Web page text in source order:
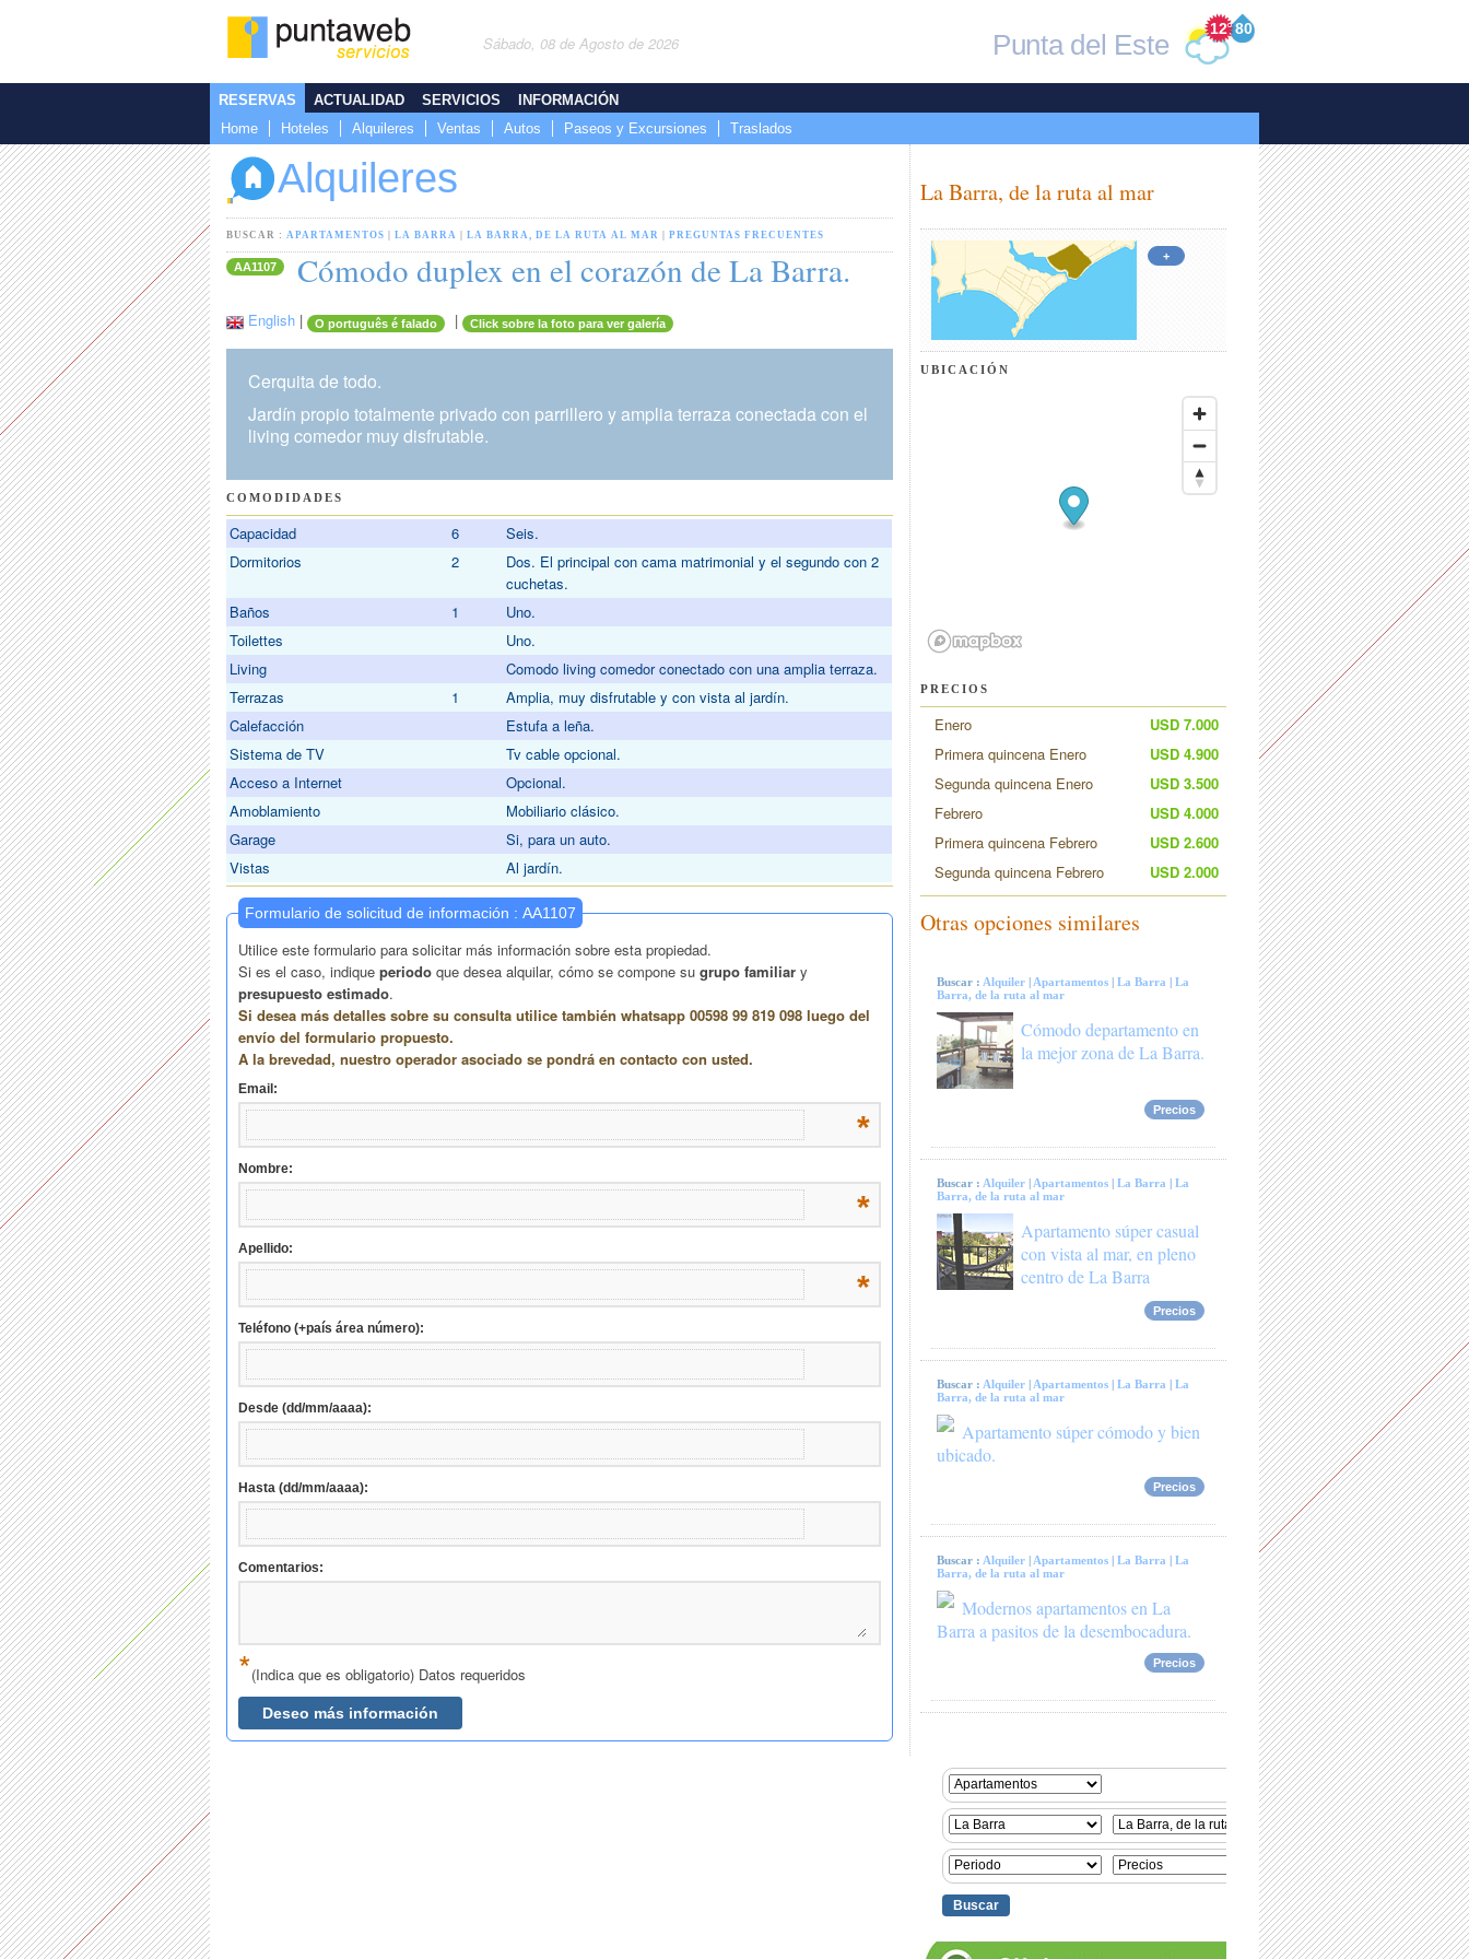
Sábado, 08 de Agosto de 2026
80
12°
Punta del Este
RESERVAS
Home
Hoteles Alquileres Ventas Autos Paseos y Excursiones Traslados
ACTUALIDAD SERVICIOS INFORMACIÓN
Alquileres
BUSCAR : APARTAMENTOS LA BARRA LA BARRA, DE LA RUTA AL MAR PREGUNTAS FRECUENTES
AA1107 Cómodo duplex en el corazón de La Barra.
English | O português é falado | Click sobre la foto para ver galería
Cerquita de todo.
Jardín propio totalmente privado con parrillero y amplia terraza conectada con el
living comedor muy disfrutable.
COMODIDADES
Capacidad 6
Seis.
Dormitorios
2
Dos. El principal con cama matrimonial y el segundo con 2
cuchetas.
Baños
1
Uno.
Toilettes
Uno.
Living
Comodo living comedor conectado con una amplia terraza.
Terrazas
1
Amplia, muy disfrutable y con vista al jardín.
Calefacción
Estufa a leña.
Sistema de TV
Tv cable opcional.
Acceso a Internet
Opcional.
Amoblamiento
Mobiliario clásico.
Garage
Si, para un auto.
Vistas
Al jardín.
La Barra, de la ruta al mar
+
UBICACIÓN
PRECIOS
Enero
USD 7.000
Primera quincena Enero
USD 4.900
Segunda quincena Enero
USD 3.500
Febrero
USD 4.000
Primera quincena Febrero
USD 2.600
Segunda quincena Febrero
USD 2.000
Otras opciones similares
Buscar : Alquiler | Apartamentos | La Barra | La
Barra, de la ruta al mar
Cómodo departamento en
la mejor zona de La Barra.
Precios
Buscar : Alquiler | Apartamentos | La Barra | La
Barra, de la ruta al mar
Apartamento súper casual
con vista al mar, en pleno
centro de La Barra
Precios
Buscar : Alquiler | Apartamentos | La Barra | La
Barra, de la ruta al mar
Apartamento súper cómodo y bien
ubicado.
Precios
Buscar : Alquiler | Apartamentos | La Barra | La
Barra, de la ruta al mar
Modernos apartamentos en La
Barra a pasitos de la desembocadura.
Precios